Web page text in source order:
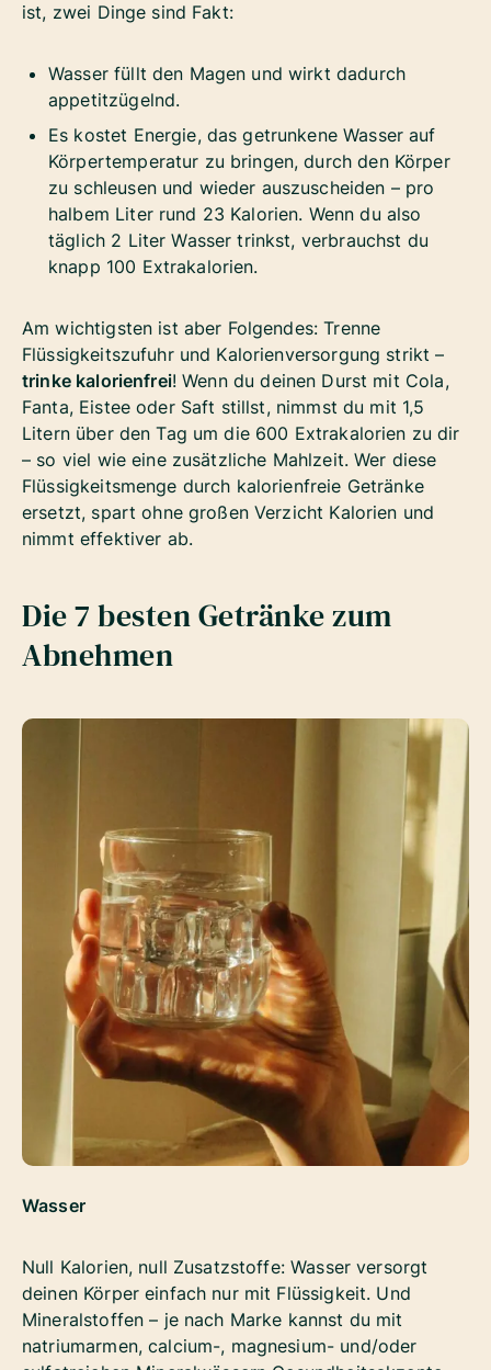
ist, zwei Dinge sind Fakt:
Wasser füllt den Magen und wirkt dadurch
appetitzügelnd.
Es kostet Energie, das getrunkene Wasser auf
Körpertemperatur zu bringen, durch den Körper
zu schleusen und wieder auszuscheiden – pro
halbem Liter rund 23 Kalorien. Wenn du also
täglich 2 Liter Wasser trinkst, verbrauchst du
knapp 100 Extrakalorien.
Am wichtigsten ist aber Folgendes: Trenne
Flüssigkeitszufuhr und Kalorienversorgung strikt –
trinke kalorienfrei! Wenn du deinen Durst mit Cola,
Fanta, Eistee oder Saft stillst, nimmst du mit 1,5
Litern über den Tag um die 600 Extrakalorien zu dir
– so viel wie eine zusätzliche Mahlzeit. Wer diese
Flüssigkeitsmenge durch kalorienfreie Getränke
ersetzt, spart ohne großen Verzicht Kalorien und
nimmt effektiver ab.
Die 7 besten Getränke zum
Abnehmen
Wasser
Null Kalorien, null Zusatzstoffe: Wasser versorgt
deinen Körper einfach nur mit Flüssigkeit. Und
Mineralstoffen – je nach Marke kannst du mit
natriumarmen, calcium-, magnesium- und/oder